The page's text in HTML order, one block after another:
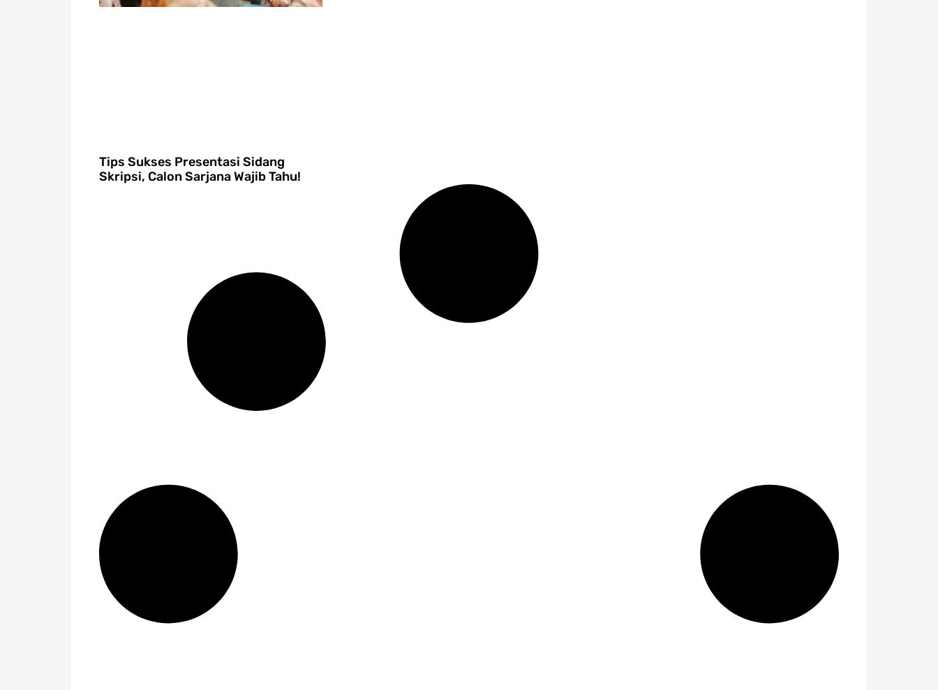
Tips Sukses Presentasi Sidang
Skripsi, Calon Sarjana Wajib Tahu!